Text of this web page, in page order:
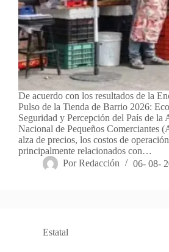
De acuerdo con los resultados de la
Pulso de la Tienda de Barrio 2026:
Seguridad y Percepción del País de la
Nacional de Pequeños Comerciantes
alza de precios, los costos de
principalmente relacionados con…
Por Redacción 06- 08-
Estatal